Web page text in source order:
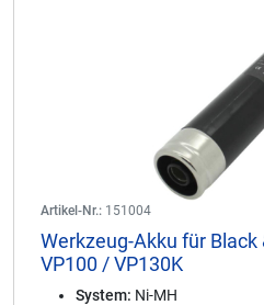
Artikel-Nr.: 151004
Werkzeug-Akku für
VP100 / VP130K
System: Ni-MH